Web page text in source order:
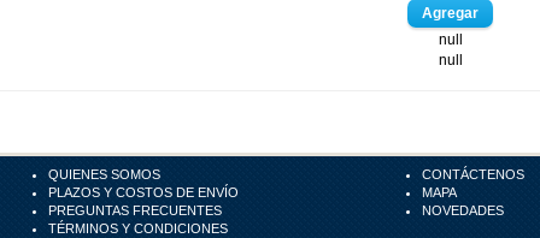
null
null
QUIENES SOMOS
PLAZOS Y COSTOS DE ENVÍO
PREGUNTAS FRECUENTES
TÉRMINOS Y CONDICIONES
CONTÁCTENOS
MAPA
NOVEDADES